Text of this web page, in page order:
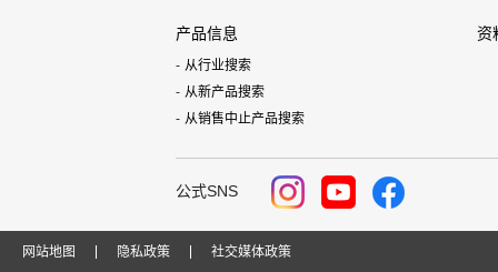
产品信息
从行业搜索
从新产品搜索
从销售中止产品搜索
资
公式SNS
网站地图 隐私政策 社交媒体政策